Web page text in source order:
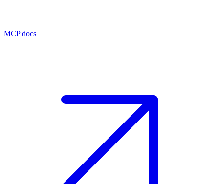
MCP docs